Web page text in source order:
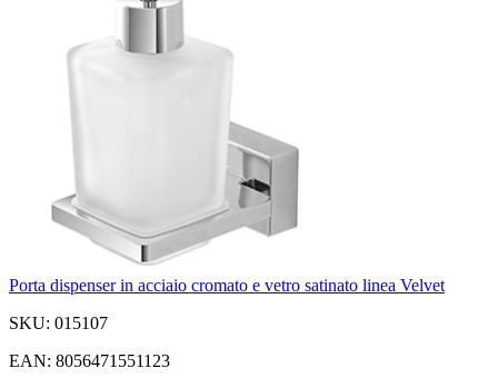
Porta dispenser in acciaio cromato e vetro satinato linea Velvet
SKU: 015107
EAN: 8056471551123